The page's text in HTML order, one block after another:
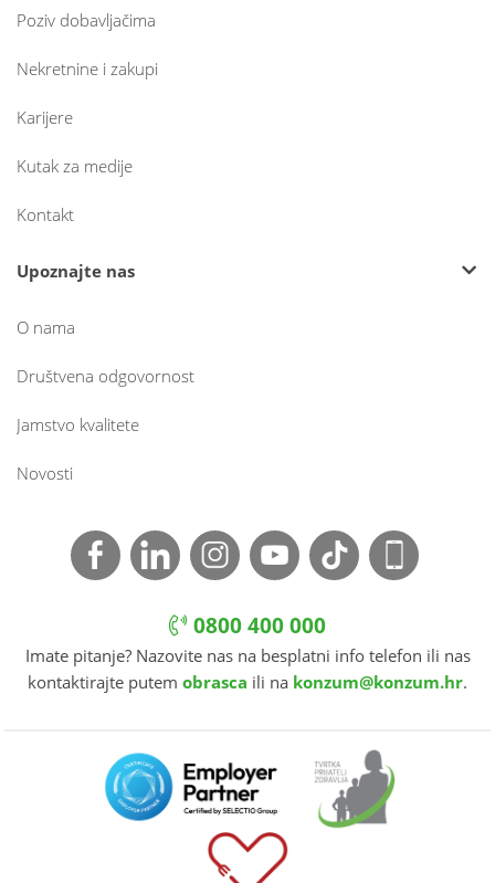
Poziv dobavljačima
Nekretnine i zakupi
Karijere
Kutak za medije
Kontakt
Upoznajte nas
O nama
Društvena odgovornost
Jamstvo kvalitete
Novosti
0800 400 000
Imate pitanje? Nazovite nas na besplatni info telefon ili nas
kontaktirajte putem obrasca ili na konzum@konzum.hr.